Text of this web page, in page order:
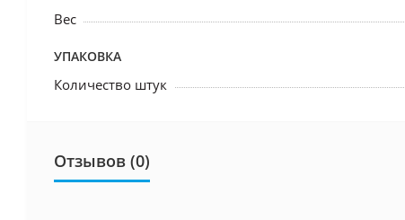
Вес
УПАКОВКА
Количество штук
Отзывов (0)